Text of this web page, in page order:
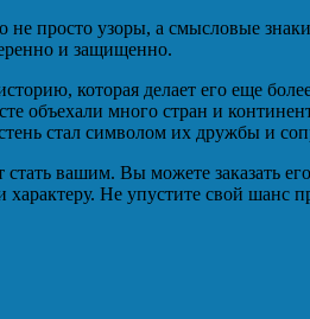
не просто узоры, а смысловые
и защищенно.
которая делает его еще
объехали много стран и
стал символом их дружбы и
стать вашим. Вы можете заказать
характеру. Не упустите свой шанс